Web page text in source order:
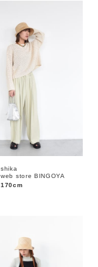
shika
web store BINGOYA
170cm